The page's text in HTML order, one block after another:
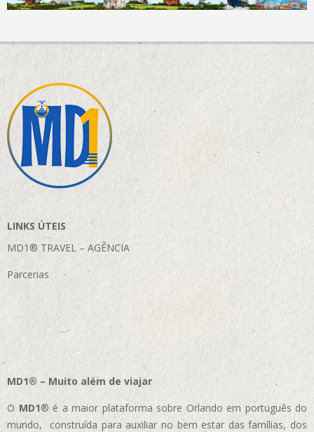
LINKS ÚTEIS
MD1® TRAVEL – AGÊNCIA
Parcerias
MD1® – Muito além de viajar
O MD1® é a maior plataforma sobre Orlando em português do
mundo, construída para auxiliar no bem estar das famílias, dos